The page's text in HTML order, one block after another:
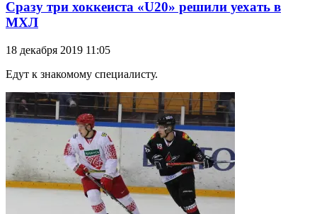
Сразу три хоккеиста «U20» решили уехать в
МХЛ
18 декабря 2019 11:05
Едут к знакомому специалисту.